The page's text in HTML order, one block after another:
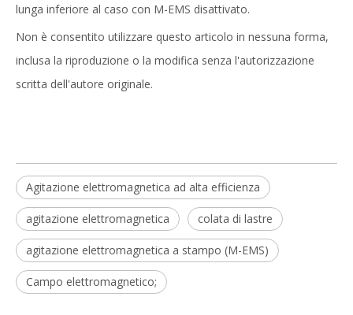
lunga inferiore al caso con M-EMS disattivato.
Non è consentito utilizzare questo articolo in nessuna forma,
inclusa la riproduzione o la modifica senza l'autorizzazione
scritta dell'autore originale.
Agitazione elettromagnetica ad alta efficienza
agitazione elettromagnetica colata di lastre
agitazione elettromagnetica a stampo (M-EMS)
Campo elettromagnetico;